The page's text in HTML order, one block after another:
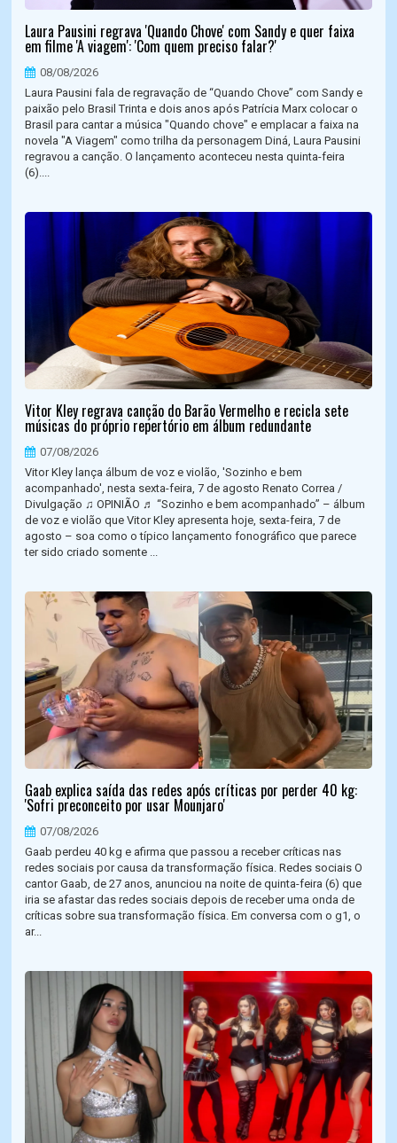
Laura Pausini regrava 'Quando Chove' com Sandy e quer faixa
em filme 'A viagem': 'Com quem preciso falar?'
08/08/2026
Laura Pausini fala de regravação de “Quando Chove” com Sandy e
paixão pelo Brasil Trinta e dois anos após Patrícia Marx colocar o
Brasil para cantar a música "Quando chove" e emplacar a faixa na
novela "A Viagem" como trilha da personagem Diná, Laura Pausini
regravou a canção. O lançamento aconteceu nesta quinta-feira
(6)....
Vitor Kley regrava canção do Barão Vermelho e recicla sete
músicas do próprio repertório em álbum redundante
07/08/2026
Vitor Kley lança álbum de voz e violão, 'Sozinho e bem
acompanhado', nesta sexta-feira, 7 de agosto Renato Correa /
Divulgação ♫ OPINIÃO ♬ “Sozinho e bem acompanhado” – álbum
de voz e violão que Vitor Kley apresenta hoje, sexta-feira, 7 de
agosto – soa como o típico lançamento fonográfico que parece
ter sido criado somente ...
Gaab explica saída das redes após críticas por perder 40 kg:
'Sofri preconceito por usar Mounjaro'
07/08/2026
Gaab perdeu 40 kg e afirma que passou a receber críticas nas
redes sociais por causa da transformação física. Redes sociais O
cantor Gaab, de 27 anos, anunciou na noite de quinta-feira (6) que
iria se afastar das redes sociais depois de receber uma onda de
críticas sobre sua transformação física. Em conversa com o g1, o
ar...